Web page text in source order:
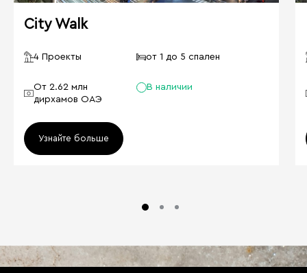
City Walk
4 Проекты от 1 до 5 спален
От 2.62 млн
дирхамов ОАЭ
В наличии
Узнайте больше